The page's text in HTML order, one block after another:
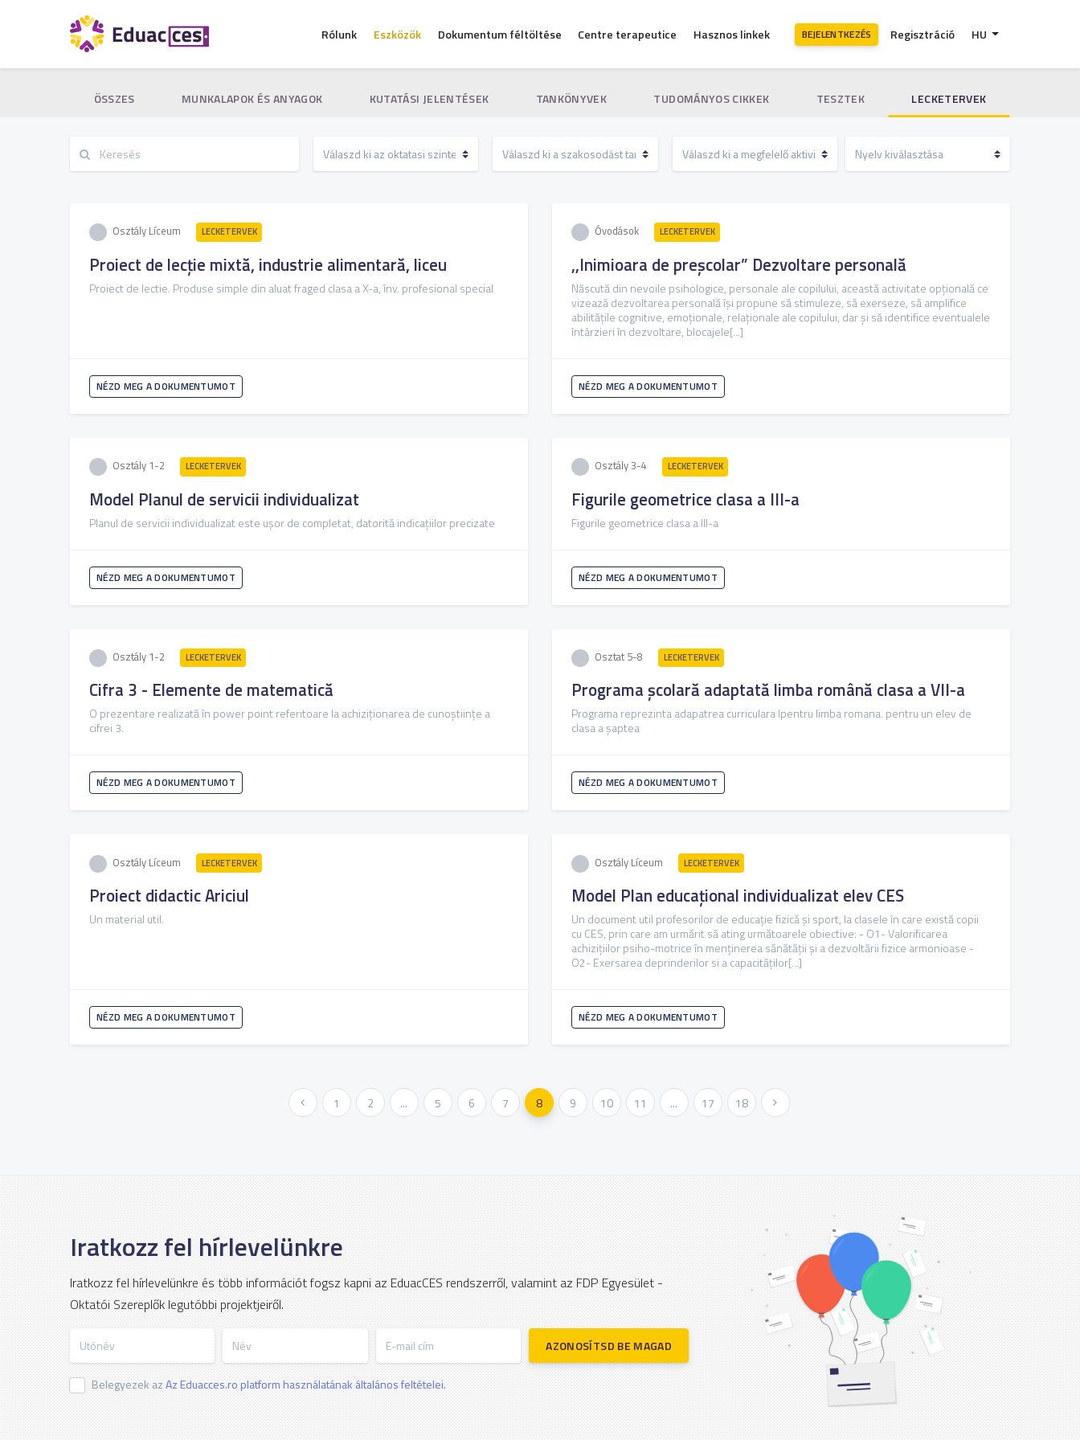
Rólunk Eszközök Dokumentum féltöltése Centre terapeutice Hasznos linkek BEJELENTKEZÉS Regisztráció HU
ÖSSZES MUNKALAPOK ÉS ANYAGOK KUTATÁSI JELENTÉSEK TANKÖNYVEK TUDOMÁNYOS CIKKEK TESZTEK LECKETERVEK
Osztály Líceum LECKETERVEK
Proiect de lecție mixtă, industrie alimentară, liceu
Proiect de lectie. Produse simple din aluat fraged clasa a X-a, înv. profesional special
NÉZD MEG A DOKUMENTUMOT
Óvodások LECKETERVEK
,,Inimioara de preșcolar” Dezvoltare personală
Născută din nevoile psihologice, personale ale copilului, această activitate opţională ce
vizează dezvoltarea personală îşi propune să stimuleze, să exerseze, să amplifice
abilităţile cognitive, emoţionale, relaţionale ale copilului, dar şi să identifice eventualele
întârzieri în dezvoltare, blocajele[...]
NÉZD MEG A DOKUMENTUMOT
Osztály 1-2 LECKETERVEK
Model Planul de servicii individualizat
Planul de servicii individualizat este ușor de completat, datorită indicațiilor precizate
NÉZD MEG A DOKUMENTUMOT
Osztály 3-4 LECKETERVEK
Figurile geometrice clasa a III-a
Figurile geometrice clasa a III-a
NÉZD MEG A DOKUMENTUMOT
Osztály 1-2 LECKETERVEK
Cifra 3 - Elemente de matematică
O prezentare realizată în power point referitoare la achiziționarea de cunoștiințe a
cifrei 3.
NÉZD MEG A DOKUMENTUMOT
Osztat 5-8 LECKETERVEK
Programa școlară adaptată limba română clasa a VII-a
Programa reprezinta adapatrea curriculara lpentru limba romana. pentru un elev de
clasa a șaptea
NÉZD MEG A DOKUMENTUMOT
Osztály Líceum LECKETERVEK
Proiect didactic Ariciul
Un material util.
NÉZD MEG A DOKUMENTUMOT
Osztály Líceum LECKETERVEK
Model Plan educațional individualizat elev CES
Un document util profesorilor de educație fizică și sport, la clasele în care există copii
cu CES, prin care am urmărit să ating următoarele obiective: - O1- Valorificarea
achiziţiilor psiho-motrice în menţinerea sănătăţii şi a dezvoltării fizice armonioase -
O2- Exersarea deprinderilor si a capacităţilor[...]
NÉZD MEG A DOKUMENTUMOT
« Előző 1 2 ... 5 6 7 8 9 10 11 ... 17 18Következő »
Iratkozz fel hírlevelünkre
Iratkozz fel hírlevelünkre és több információt fogsz kapni az EduacCES rendszerről, valamint az FDP Egyesület -
Oktatói Szereplők legutóbbi projektjeiről.
E-mail cím
AZONOSÍTSD BE MAGAD
Belegyezek azAz Eduacces.ro platform használatának általános feltételei.